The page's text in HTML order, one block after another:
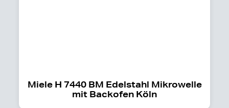
Miele H 7440 BM Edelstahl Mikrowelle
mit Backofen Köln